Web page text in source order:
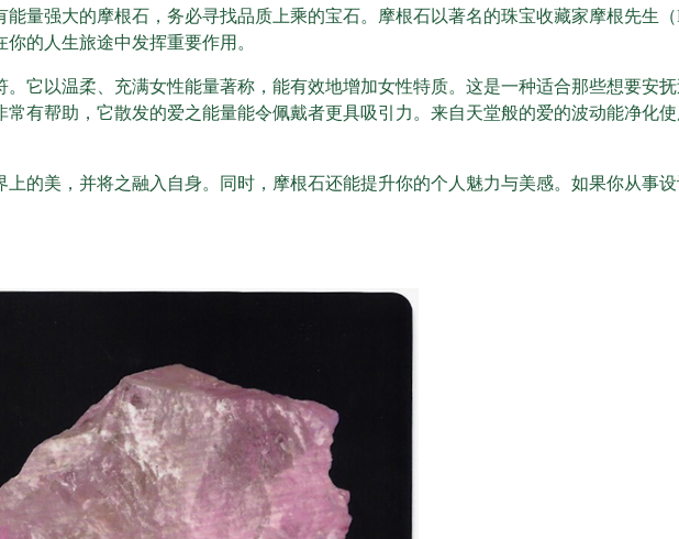
量强大的摩根石，务必寻找品质上乘的宝石。摩根石以著名的珠宝收藏家摩根先生（
的人生旅途中发挥重要作用。
它以温柔、充满女性能量著称，能有效地增加女性特质。这是一种适合那些想要安
有帮助，它散发的爱之能量能令佩戴者更具吸引力。来自天堂般的爱的波动能净化
的美，并将之融入自身。同时，摩根石还能提升你的个人魅力与美感。如果你从事